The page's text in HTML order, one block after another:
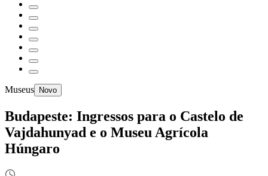
Museus Novo
Budapeste: Ingressos para o Castelo de
Vajdahunyad e o Museu Agrícola
Húngaro